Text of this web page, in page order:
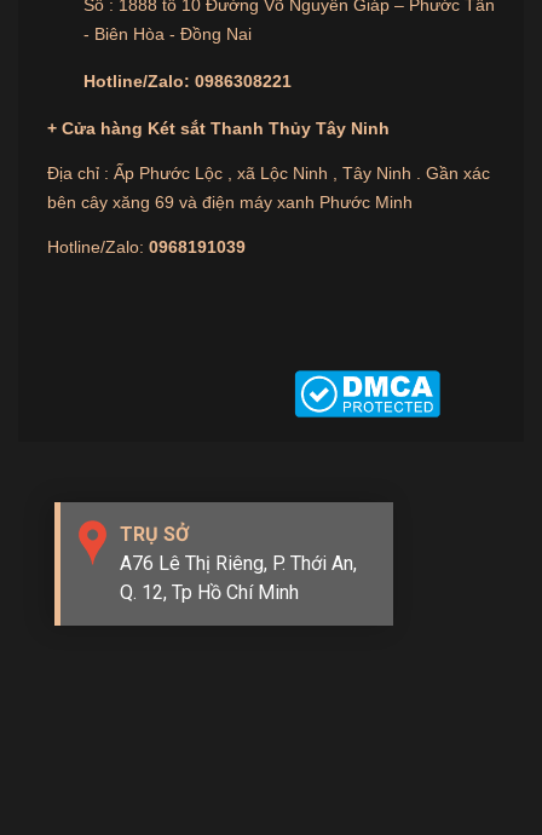
Số : 1888 tổ 10 Đường Võ Nguyên Giáp – Phước Tân
- Biên Hòa - Đồng Nai
Hotline/Zalo: 0986308221
+ Cửa hàng Két sắt Thanh Thủy Tây Ninh
Địa chỉ : Ấp Phước Lộc , xã Lộc Ninh , Tây Ninh . Gần xác
bên cây xăng 69 và điện máy xanh Phước Minh
Hotline/Zalo: 0968191039
TRỤ SỞ
A76 Lê Thị Riêng, P. Thới An,
Q. 12, Tp Hồ Chí Minh